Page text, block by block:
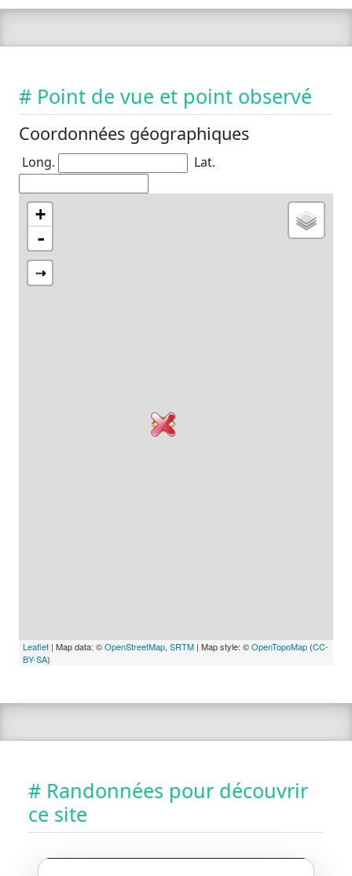
# Point de vue et point observé
Coordonnées géographiques
Long. Lat.
+
-
⇢
Leaflet | Map data: ©OpenStreetMap, SRTM | Map style: ©OpenTopoMap (CC-
BY-SA)
# Randonnées pour découvrir
ce site